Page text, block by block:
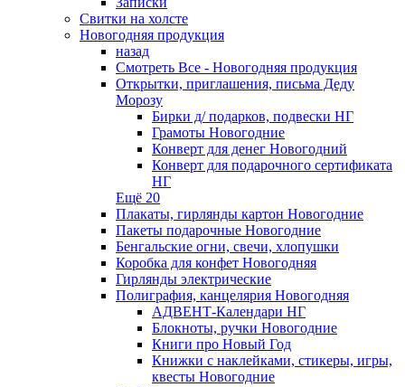
Свитки на холсте
Новогодняя продукция
назад
Смотреть Все - Новогодняя продукция
Открытки, приглашения, письма Деду
Морозу
Бирки д/ подарков, подвески НГ
Грамоты Новогодние
Конверт для денег Новогодний
Конверт для подарочного сертификата
НГ
Ещё 20
Плакаты, гирлянды картон Новогодние
Пакеты подарочные Новогодние
Бенгальские огни, свечи, хлопушки
Коробка для конфет Новогодняя
Гирлянды электрические
Полиграфия, канцелярия Новогодняя
АДВЕНТ-Календари НГ
Блокноты, ручки Новогодние
Книги про Новый Год
Книжки с наклейками, стикеры, игры,
квесты Новогодние